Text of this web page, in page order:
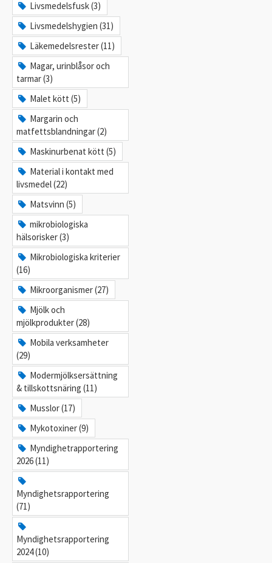
Livsmedelsfusk (3)
Livsmedelshygien (31)
Läkemedelsrester (11)
Magar, urinblåsor och
tarmar (3)
Malet kött (5)
Margarin och
matfettsblandningar (2)
Maskinurbenat kött (5)
Material i kontakt med
livsmedel (22)
Matsvinn (5)
mikrobiologiska
hälsorisker (3)
Mikrobiologiska kriterier
(16)
Mikroorganismer (27)
Mjölk och
mjölkprodukter (28)
Mobila verksamheter
(29)
Modermjölksersättning
& tillskottsnäring (11)
Musslor (17)
Mykotoxiner (9)
Myndighetrapportering
2026 (11)
Myndighetsrapportering
(71)
Myndighetsrapportering
2024 (10)